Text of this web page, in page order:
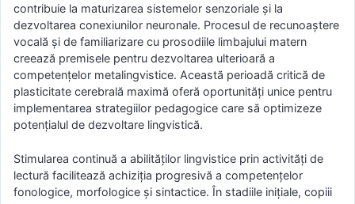
contribuie la maturizarea sistemelor senzoriale și la
dezvoltarea conexiunilor neuronale. Procesul de recunoaștere
vocală și de familiarizare cu prosodiile limbajului matern
creează premisele pentru dezvoltarea ulterioară a
competențelor metalingvistice. Această perioadă critică de
plasticitate cerebrală maximă oferă oportunități unice pentru
implementarea strategiilor pedagogice care să optimizeze
potențialul de dezvoltare lingvistică.
Stimularea continuă a abilităților lingvistice prin activități de
lectură facilitează achiziția progresivă a competențelor
fonologice, morfologice și sintactice. În stadiile inițiale, copiii